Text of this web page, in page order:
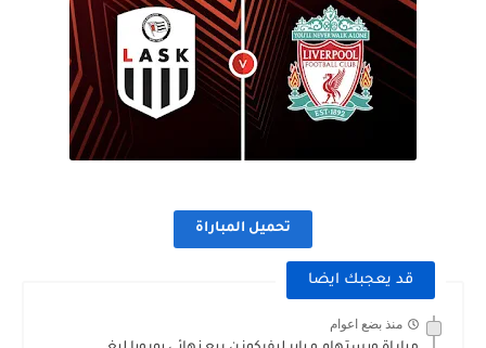
تحميل المباراة
قد يعجبك ايضا
منذ بضع اعوام